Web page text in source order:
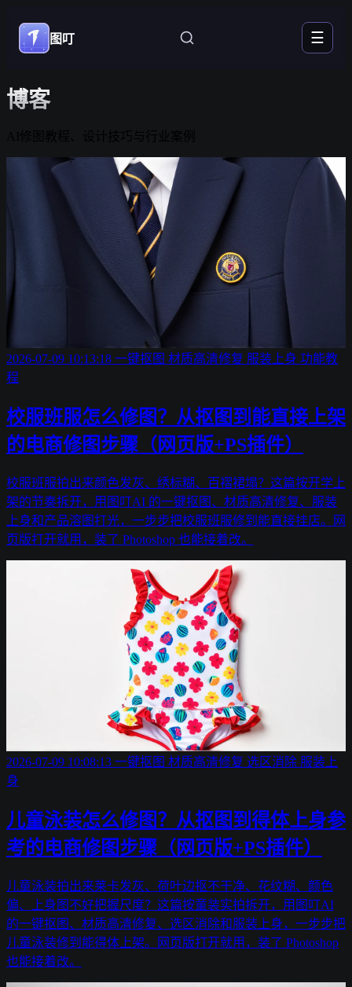
图叮 ☰
博客
2026-07-09 10:13:18 一键抠图 材质高清修复 服装上身 功能教
程
校服班服怎么修图？从抠图到能直接上架
的电商修图步骤（网页版+PS插件）
校服班服拍出来颜色发灰、绣标糊、百褶裙塌？这篇按开学上
架的节奏拆开，用图叮AI 的一键抠图、材质高清修复、服装
上身和产品溶图打光，一步步把校服班服修到能直接挂店。网
页版打开就用，装了 Photoshop 也能接着改。
2026-07-09 10:08:13 一键抠图 材质高清修复 选区消除 服装上
身
儿童泳装怎么修图？从抠图到得体上身参
考的电商修图步骤（网页版+PS插件）
儿童泳装拍出来莱卡发灰、荷叶边抠不干净、花纹糊、颜色
偏、上身图不好把握尺度？这篇按童装实拍拆开，用图叮AI
的一键抠图、材质高清修复、选区消除和服装上身，一步步把
儿童泳装修到能得体上架。网页版打开就用，装了 Photoshop
也能接着改。